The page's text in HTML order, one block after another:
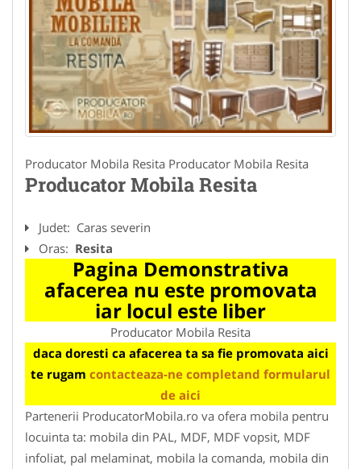
Producator Mobila Resita Producator Mobila Resita
Producator Mobila Resita
Judet: Caras severin
Oras: Resita
Pagina Demonstrativa
afacerea nu este promovata
iar locul este liber
Producator Mobila Resita
daca doresti ca afacerea ta sa fie promovata aici
te rugam contacteaza-ne completand formularul
de aici
Partenerii ProducatorMobila.ro va ofera mobila pentru
locuinta ta: mobila din PAL, MDF, MDF vopsit, MDF
infoliat, pal melaminat, mobila la comanda, mobila din